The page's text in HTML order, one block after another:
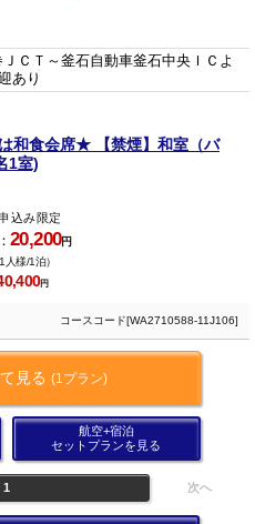
ＣＴ～釜石自動車釜石中央ＩＣよ
あり
食会席★ 【禁煙】和室（バ
1室)
込み限定
20,200円
人様/1泊）
円
コースコード[WA2710588-11J106]
見る (1プラン)
航空+宿泊
セットプランを見る
1 次へ